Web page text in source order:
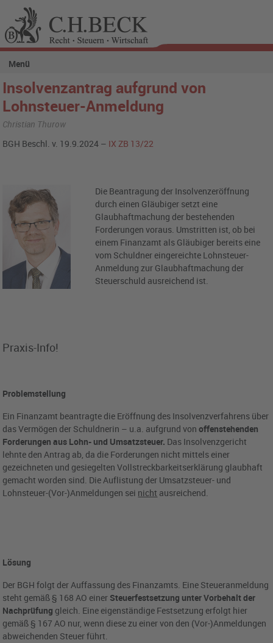
Menü
Insolvenzantrag aufgrund von
Lohnsteuer-Anmeldung
Christian Thurow
BGH Beschl. v. 19.9.2024 – IX ZB 13/22
Die Beantragung der Insolvenzeröffnung
durch einen Gläubiger setzt eine
Glaubhaftmachung der bestehenden
Forderungen voraus. Umstritten ist, ob bei
einem Finanzamt als Gläubiger bereits eine
vom Schuldner eingereichte Lohnsteuer-
Anmeldung zur Glaubhaftmachung der
Steuerschuld ausreichend ist.
Praxis-Info!
Problemstellung
Ein Finanzamt beantragte die Eröffnung des Insolvenzverfahrens über
das Vermögen der Schuldnerin – u.a. aufgrund vonoffenstehenden
Forderungen aus Lohn- und Umsatzsteuer. Das Insolvenzgericht
lehnte den Antrag ab, da die Forderungen nicht mittels einer
gezeichneten und gesiegelten Vollstreckbarkeitserklärung glaubhaft
gemacht worden sind. Die Auflistung der Umsatzsteuer- und
Lohnsteuer-(Vor-)Anmeldungen sei nicht ausreichend.
Lösung
Der BGH folgt der Auffassung des Finanzamts. Eine Steueranmeldung
steht gemäß § 168 AO einer Steuerfestsetzung unter Vorbehalt der
Nachprüfung gleich. Eine eigenständige Festsetzung erfolgt hier
gemäß § 167 AO nur, wenn diese zu einer von den (Vor-)Anmeldungen
abweichenden Steuer führt.